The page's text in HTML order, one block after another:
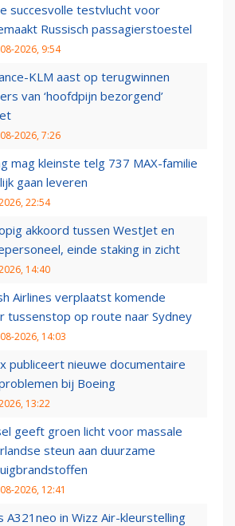
succesvolle testvlucht voor
Russisch passagierstoestel
2026, 9:54
KLM aast op terugwinnen
van ‘hoofdpijn bezorgend’
2026, 7:26
mag kleinste telg 737 MAX-familie
gaan leveren
22:54
akkoord tussen WestJet en
einde staking in zicht
14:40
Airlines verplaatst komende
tussenstop op route naar Sydney
2026, 14:03
publiceert nieuwe documentaire
bij Boeing
13:22
geeft groen licht voor massale
steun aan duurzame
2026, 12:41
A321neo in Wizz Air-kleurstelling